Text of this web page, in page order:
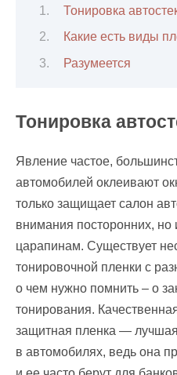
Тонировка
Какие есть виды
Разумеется
Тонировка
Явление частое,
автомобилей оклеивают
только защищает салон
внимания посторонних, но
царапинам. Существует
тонировочной пленки с
о чем нужно помнить – о
тонирования.
защитная пленка — лучшая
в автомобилях, ведь она